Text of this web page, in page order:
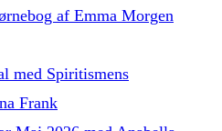
af Emma Morgen
med Spiritismens
Frank